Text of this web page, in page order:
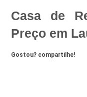
Casa de
Preço em
Gostou? compartilhe!